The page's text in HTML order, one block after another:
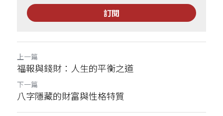
訂閱
上一篇
福報與錢財：人生的平衡之道
下一篇
八字隱藏的財富與性格特質